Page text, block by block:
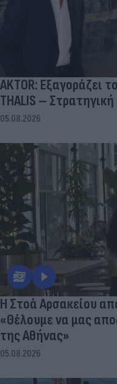
AKTOR: Εξαγοράζει
THALIS –
05.08.2026
Η Στοά Αρσακείου
«Θέλουμε να μας
της Αθήνας»
05.08.2026